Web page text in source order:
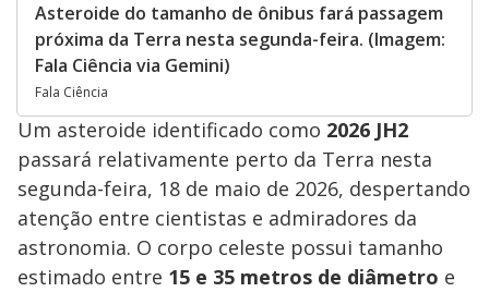
Asteroide do tamanho de ônibus fará passagem
próxima da Terra nesta segunda-feira. (Imagem:
Fala Ciência via Gemini)
Fala Ciência
Um asteroide identificado como 2026 JH2
passará relativamente perto da Terra nesta
segunda-feira, 18 de maio de 2026, despertando
atenção entre cientistas e admiradores da
astronomia. O corpo celeste possui tamanho
estimado entre 15 e 35 metros de diâmetro e